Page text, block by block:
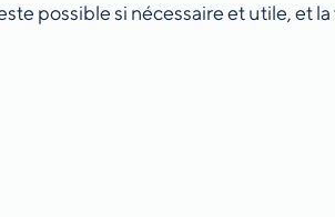
possible si nécessaire et utile, et